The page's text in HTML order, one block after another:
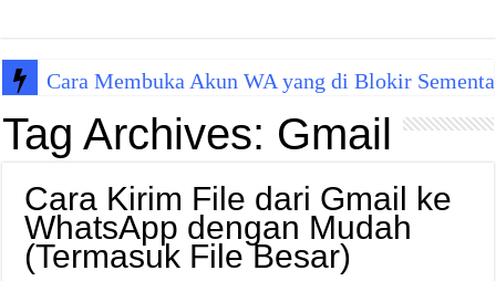
Cara Membuka Akun WA yang di Blokir
Tag Archives: Gmail
Cara Kirim File dari Gmail ke
WhatsApp dengan Mudah
(Termasuk File Besar)